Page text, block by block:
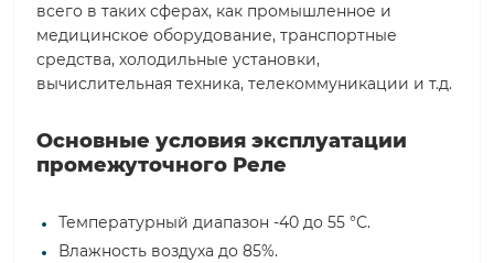
всего в таких сферах, как промышленное и
медицинское оборудование, транспортные
средства, холодильные установки,
вычислительная техника, телекоммуникации и т.д.
Основные условия эксплуатации
промежуточного Реле
Температурный диапазон -40 до 55 °С.
Влажность воздуха до 85%.